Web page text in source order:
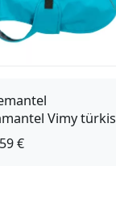
Vimy türkis
€